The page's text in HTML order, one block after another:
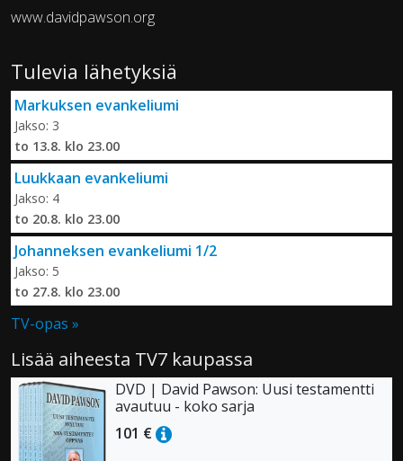
www.davidpawson.org
Tulevia lähetyksiä
Markuksen evankeliumi
Jakso: 3
to 13.8. klo 23.00
Luukkaan evankeliumi
Jakso: 4
to 20.8. klo 23.00
Johanneksen evankeliumi 1/2
Jakso: 5
to 27.8. klo 23.00
TV-opas »
Lisää aiheesta TV7 kaupassa
DVD | David Pawson: Uusi testamentti
avautuu - koko sarja
101 €